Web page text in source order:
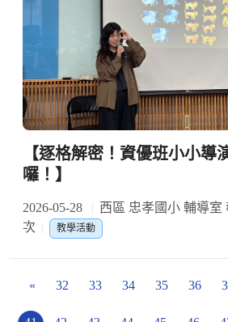
【逐格解密！資優班小小導
囉！】
2026-05-28 西區 忠孝國小 輔導室
次
教學活動
« 32 33 34 35 36